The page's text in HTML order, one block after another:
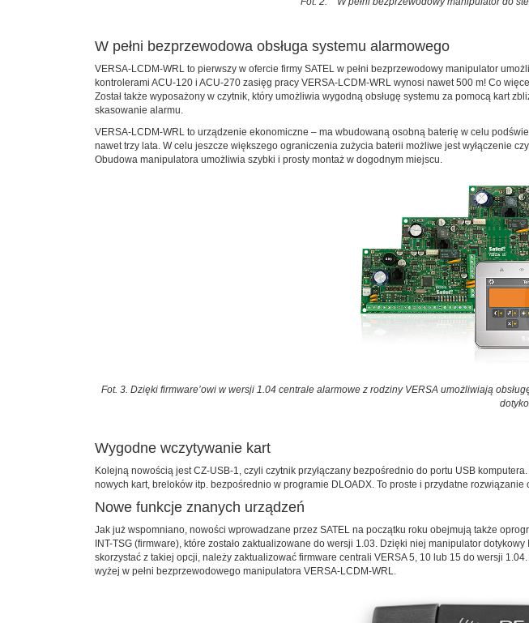
W pełni bezprzewodowa obsługa systemu alarmowego
VERSA-LCDM-WRL to pierwszy w ofercie firmy SATEL w pełni bezprzewodowy manipulator
kontrolerami ACU-120 i ACU-270 zasięg pracy VERSA-LCDM-WRL wynosi nawet 500 m! Co
Został także wyposażony w czytnik, który umożliwia wygodną obsługę systemu za pomocą kart
skasowanie alarmu.
VERSA-LCDM-WRL to urządzenie ekonomiczne – ma wbudowaną osobną baterię w celu
nawet trzy lata. W celu jeszcze większego ograniczenia zużycia baterii możliwe jest wyłączenie
Obudowa manipulatora umożliwia szybki i prosty montaż w dogodnym miejscu.
Fot. 3. Dzięki firmware’owi w wersji 1.04 centrale alarmowe z rodziny VERSA umożliwiają
Wygodne wczytywanie kart
Kolejną nowością jest CZ-USB-1, czyli czytnik przyłączany bezpośrednio do portu USB
nowych kart, breloków itp. bezpośrednio w programie DLOADX. To proste i przydatne
Nowe funkcje znanych urządzeń
Jak już wspomniano, nowości wprowadzane przez SATEL na początku roku obejmują także
INT-TSG (firmware), które zostało zaktualizowane do wersji 1.03. Dzięki niej manipulator
skorzystać z takiej opcji, należy zaktualizować firmware centrali VERSA 5, 10 lub 15 do wersji
wyżej w pełni bezprzewodowego manipulatora VERSA-LCDM-WRL.